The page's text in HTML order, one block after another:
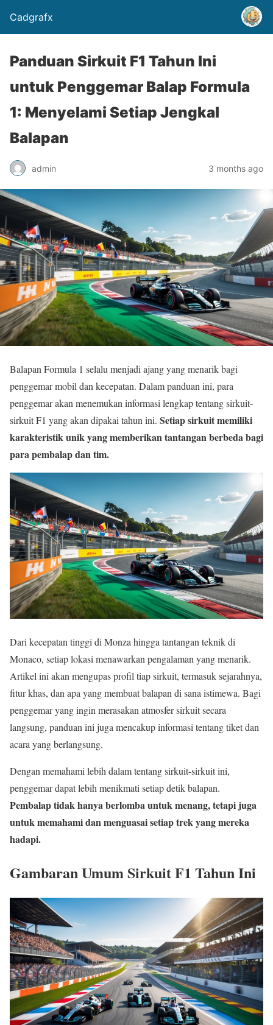
Cadgrafx
Panduan Sirkuit F1 Tahun Ini
untuk Penggemar Balap Formula
1: Menyelami Setiap Jengkal
Balapan
admin 3 months ago
Balapan Formula 1 selalu menjadi ajang yang menarik bagi
penggemar mobil dan kecepatan. Dalam panduan ini, para
penggemar akan menemukan informasi lengkap tentang sirkuit-
sirkuit F1 yang akan dipakai tahun ini. Setiap sirkuit memiliki
karakteristik unik yang memberikan tantangan berbeda bagi
para pembalap dan tim.
Dari kecepatan tinggi di Monza hingga tantangan teknik di
Monaco, setiap lokasi menawarkan pengalaman yang menarik.
Artikel ini akan mengupas profil tiap sirkuit, termasuk sejarahnya,
fitur khas, dan apa yang membuat balapan di sana istimewa. Bagi
penggemar yang ingin merasakan atmosfer sirkuit secara
langsung, panduan ini juga mencakup informasi tentang tiket dan
acara yang berlangsung.
Dengan memahami lebih dalam tentang sirkuit-sirkuit ini,
penggemar dapat lebih menikmati setiap detik balapan.
Pembalap tidak hanya berlomba untuk menang, tetapi juga
untuk memahami dan menguasai setiap trek yang mereka
hadapi.
Gambaran Umum Sirkuit F1 Tahun Ini